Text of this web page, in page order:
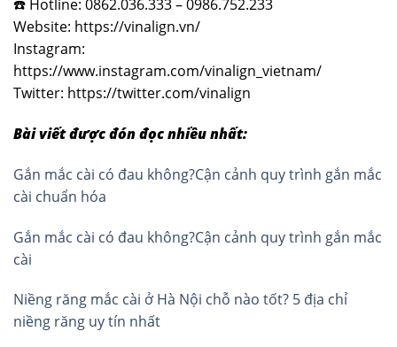
☎️ Hotline: 0862.036.333 – 0986.752.233
Website: https://vinalign.vn/
Instagram:
https://www.instagram.com/vinalign_vietnam/
Twitter: https://twitter.com/vinalign
Bài viết được đón đọc nhiều nhất:
Gắn mắc cài có đau không?Cận cảnh quy trình gắn mắc
cài chuẩn hóa
Gắn mắc cài có đau không?Cận cảnh quy trình gắn mắc
cài
Niềng răng mắc cài ở Hà Nội chỗ nào tốt? 5 địa chỉ
niềng răng uy tín nhất